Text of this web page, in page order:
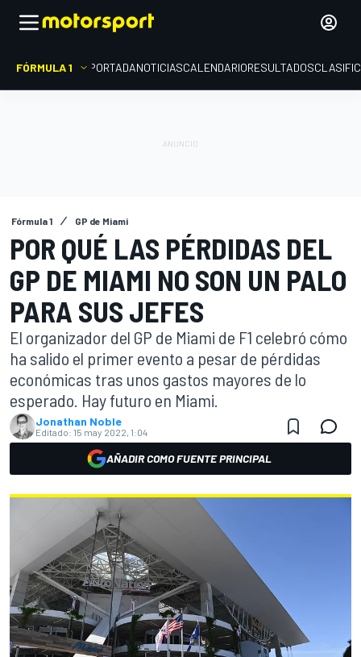
FÓRMULA 1 PORTADANOTICIASCALENDARIORESULTADOS
Fórmula 1 GP de Miami
POR QUÉ LAS PÉRDIDAS DEL
GP DE MIAMI NO SON UN PALO
PARA SUS JEFES
El organizador del GP de Miami de F1 celebró cómo
ha salido el primer evento a pesar de pérdidas
económicas tras unos gastos mayores de lo
esperado. Hay futuro en Miami.
Jonathan Noble
Editado: 15 may 2022, 1:04
AÑADIR COMO FUENTE PRINCIPAL